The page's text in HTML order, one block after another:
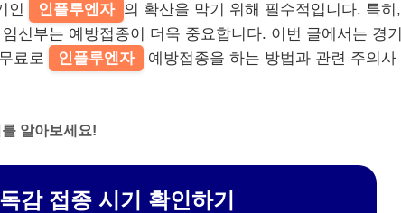
인
인플루엔자 의 확산을 막기 위해 필수적입니다. 특히,
신부는 예방접종이 더욱 중요합니다. 이번 글에서는 경기
료로
인플루엔자
예방접종을 하는 방법과 관련 주의사
알아보세요!
독감 접종 시기 확인하기